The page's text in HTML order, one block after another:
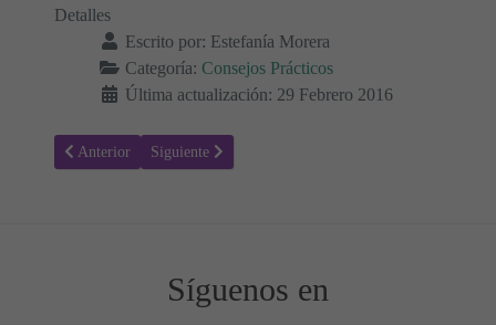
Detalles
Escrito por: Estefanía Morera
Categoría: Consejos Prácticos
Última actualización: 29 Febrero 2016
Artículo anterior: Tradiciones Navideñas: ¿Papá Noel o los Reyes
Anterior Artículo siguiente: ¿Qué hacemos con los niños en
Siguiente
Síguenos en